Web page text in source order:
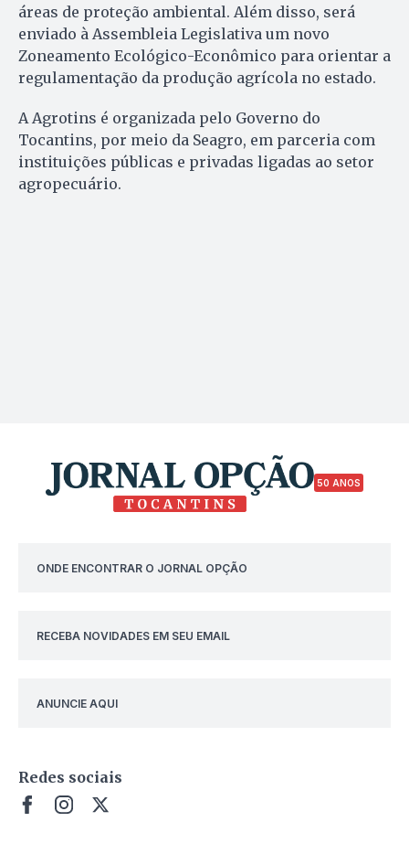
áreas de proteção ambiental. Além disso, será
enviado à Assembleia Legislativa um novo
Zoneamento Ecológico-Econômico para orientar a
regulamentação da produção agrícola no estado.
A Agrotins é organizada pelo Governo do
Tocantins, por meio da Seagro, em parceria com
instituições públicas e privadas ligadas ao setor
agropecuário.
50 ANOS
ONDE ENCONTRAR O JORNAL OPÇÃO
RECEBA NOVIDADES EM SEU EMAIL
ANUNCIE AQUI
Redes sociais